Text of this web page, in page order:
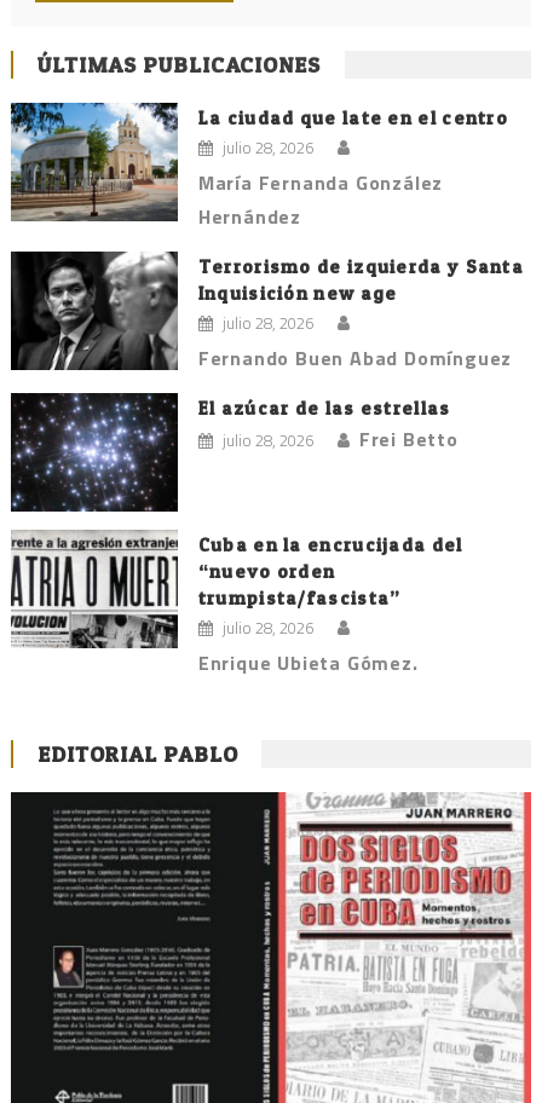
ÚLTIMAS PUBLICACIONES
La ciudad que late en el centro
julio 28, 2026
María Fernanda González
Hernández
Terrorismo de izquierda y Santa
Inquisición new age
julio 28, 2026
Fernando Buen Abad Domínguez
El azúcar de las estrellas
julio 28, 2026 Frei Betto
Cuba en la encrucijada del
“nuevo orden
trumpista/fascista”
julio 28, 2026
Enrique Ubieta Gómez.
EDITORIAL PABLO